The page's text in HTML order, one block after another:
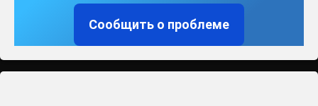
Сообщить о проблеме